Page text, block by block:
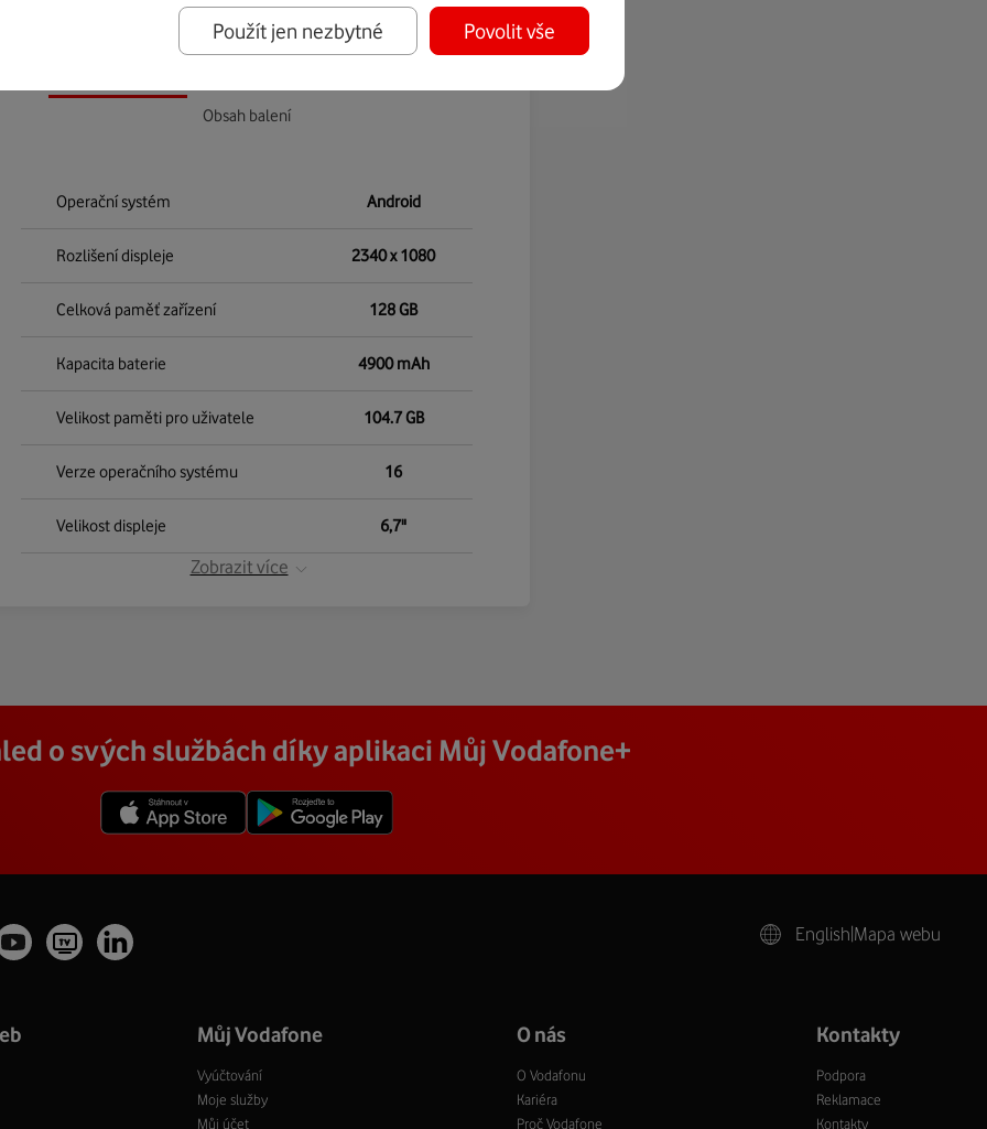
Obsah balení
Operační systém Android
Rozlišení displeje 2340 x 1080
Celková paměť zařízení 128 GB
Kapacita baterie 4900 mAh
Velikost paměti pro uživatele 104.7 GB
Verze operačního systému 16
Velikost displeje 6,7"
Zobrazit více
o svých službách díky aplikaci Můj Vodafone+
English Mapa webu
Můj Vodafone
Vyúčtování
Moje služby
Můj účet
O nás
O Vodafonu
Kariéra
Proč Vodafone
Kontakty
Podpora
Reklamace
Kontakty
Použít jen nezbytné Povolit vše